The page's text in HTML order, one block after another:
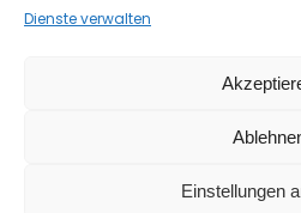
Dienste verwalten
Einstellungen